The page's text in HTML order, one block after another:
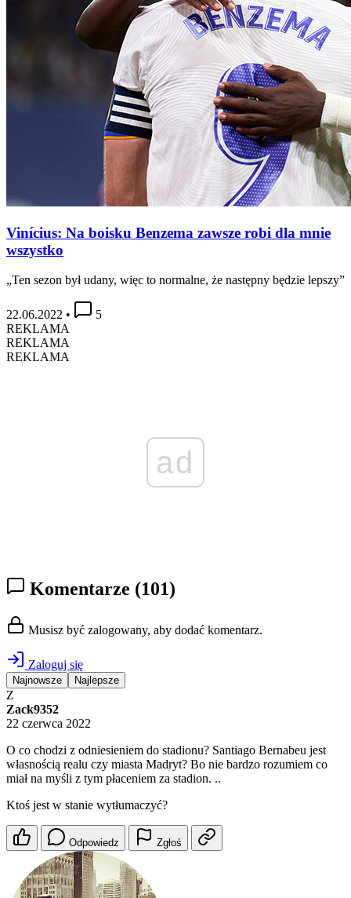
Vinícius: Na boisku Benzema zawsze robi dla mnie
wszystko
„Ten sezon był udany, więc to normalne, że następny będzie lepszy”
22.06.2022 •
5
REKLAMA
REKLAMA
REKLAMA
ad
Komentarze (101)
Musisz być zalogowany, aby dodać komentarz.
Zaloguj się
Najnowsze Najlepsze
Z
Zack9352
22 czerwca 2022
O co chodzi z odniesieniem do stadionu? Santiago Bernabeu jest
własnością realu czy miasta Madryt? Bo nie bardzo rozumiem co
miał na myśli z tym płaceniem za stadion. ..
Ktoś jest w stanie wytłumaczyć?
Odpowiedz Zgłoś